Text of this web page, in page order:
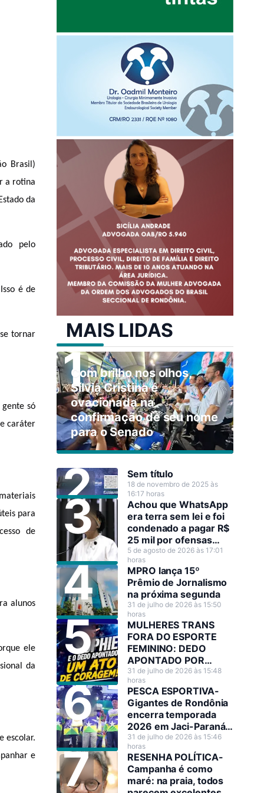
Brasil)
a rotina
da
pelo
é de
tornar
só
caráter
para
de
alunos
ele
da
escolar.
e
MAIS LIDAS
Com brilho nos olhos,
Sílvia Cristina é
ovacionada na
confirmação de seu nome
para o Senado
Sem título
18 de novembro de 2025 às
16:17 horas
Achou que WhatsApp
era terra sem lei e foi
condenado a pagar R$
25 mil por ofensas
raciais contra Sílvia
Cristina
5 de agosto de 2026 às 17:01
horas
MPRO lança 15º
Prêmio de Jornalismo
na próxima segunda
31 de julho de 2026 às 15:50
horas
MULHERES TRANS
FORA DO ESPORTE
FEMININO: DEDO
APONTADO POR
JOGADORA DE
BASQUETE A TORNOU
HEROÍNA NO SEU PAÍS
31 de julho de 2026 às 15:48
horas
PESCA ESPORTIVA-
Gigantes de Rondônia
encerra temporada
2026 em Jaci-Paraná
com mais R$ 130 mil
em premiações
31 de julho de 2026 às 15:46
horas
RESENHA POLÍTICA-
Campanha é como
maré: na praia, todos